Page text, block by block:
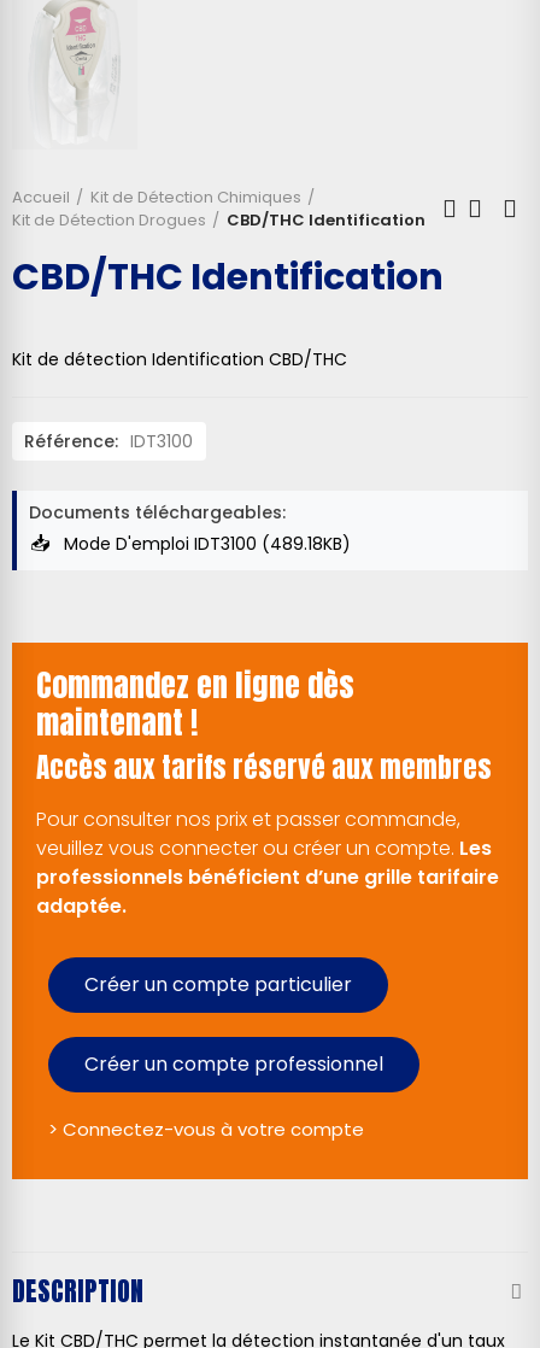
Accueil
Kit de Détection Chimiques
Kit de Détection Drogues
CBD/THC Identification
CBD/THC Identification
Kit de détection Identification CBD/THC
Référence: IDT3100
Documents téléchargeables:
Mode D'emploi IDT3100 (489.18KB)
Commandez en ligne dès
maintenant !
Accès aux tarifs réservé aux membres
Pour consulter nos prix et passer commande,
veuillez vous connecter ou créer un compte. Les
professionnels bénéficient d’une grille tarifaire
adaptée.
Créer un compte particulier
Créer un compte professionnel
> Connectez-vous à votre compte
DESCRIPTION
Le Kit CBD/THC permet la détection instantanée d'un taux